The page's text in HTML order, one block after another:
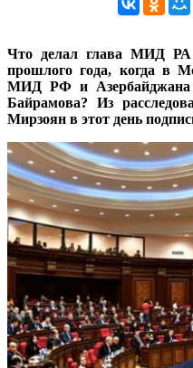
Что делал глава МИД РА
прошлого года, когда в
МИД РФ и Азербайджана
Байрамова? Из
Мирзоян в этот день